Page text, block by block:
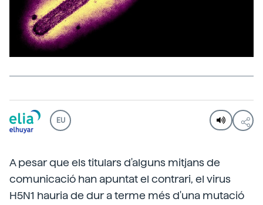
EU
A pesar que els titulars d'alguns mitjans de
comunicació han apuntat el contrari, el virus
H5N1 hauria de dur a terme més d'una mutació